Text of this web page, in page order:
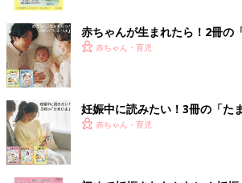
赤ちゃんが生まれたら！2冊の
赤ちゃん・育児
妊娠中に読みたい！3冊の「た
赤ちゃん・育児